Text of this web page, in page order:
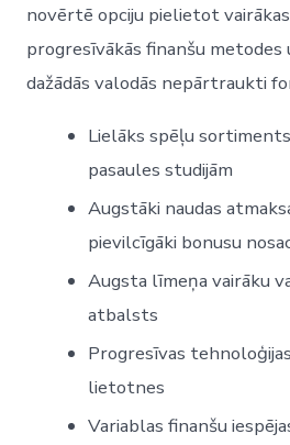
novērtē opciju pielietot
progresīvākās finanšu
dažādās valodās nepārtraukti
Lielāks spēļu
pasaules studijām
Augstāki naudas
pievilcīgāki bonusu
Augsta līmeņa vairāku
atbalsts
Progresīvas
lietotnes
Variablas finanšu